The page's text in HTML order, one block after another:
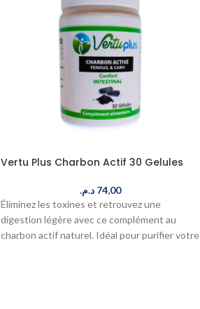
Vertu Plus Charbon Actif 30 Gelules
74,00 د.م.
Éliminez les toxines et retrouvez une
digestion légère avec ce complément au
charbon actif naturel. Idéal pour purifier votre